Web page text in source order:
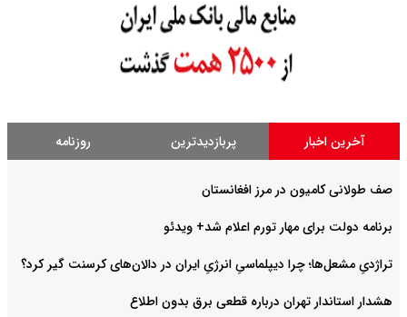
آخرین اخبار پربازدیدترین روزنامه
صف طولانی کامیون در مرز افغانستان
برنامه دولت برای مهار تورم اعلام شد+ ویدئو
تراژدیِ مشعل‌ها؛ چرا دیپلماسیِ انرژیِ ایران در دالان‌های کرسنت گیر کرد؟
هشدار استاندار تهران درباره قطعی برق بدون اطلاع